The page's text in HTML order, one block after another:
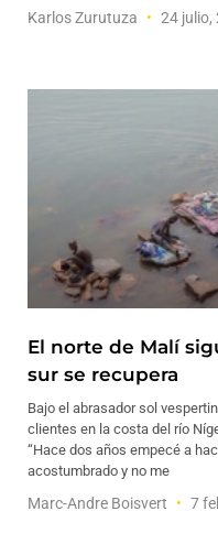
Karlos Zurutuza 24 julio,
El norte de Malí
sur se recupera
Bajo el abrasador sol
clientes en la costa del río
“Hace dos años empecé a
acostumbrado y no me
Marc-Andre Boisvert 7